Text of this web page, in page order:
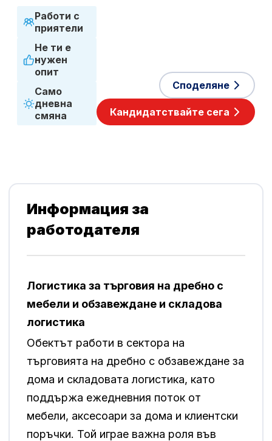
Работи с
приятели
Не ти е
нужен
опит
Само
дневна
смяна
Споделяне
Кандидатствайте сега
Информация за
работодателя
Логистика за търговия на дребно с
мебели и обзавеждане и складова
логистика
Обектът работи в сектора на
търговията на дребно с обзавеждане за
дома и складовата логистика, като
поддържа ежедневния поток от
мебели, аксесоари за дома и клиентски
поръчки. Той играе важна роля във